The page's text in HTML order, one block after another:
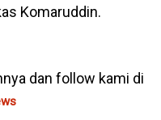
Komaruddin.
dan follow kami di